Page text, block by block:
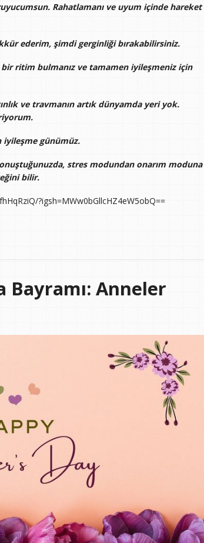
Rahatlamanı ve uyum içinde hareket
ederim, şimdi gerginliği bırakabilirsiniz.
ritim bulmanız ve tamamen iyileşmeniz için
ve travmanın artık dünyamda yeri yok.
iyileşme günümüz.
stres modundan onarım moduna
bilir.
?igsh=MWw0bGllcHZ4eW5obQ==
Bayramı: Anneler